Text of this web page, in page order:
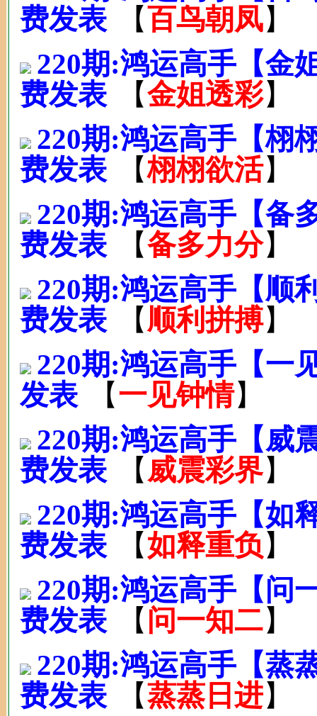
费发表
【百鸟朝凤】
220期:鸿运高手【
费发表
【金姐透彩】
220期:鸿运高手【
费发表
【栩栩欲活】
220期:鸿运高手【
费发表
【备多力分】
220期:鸿运高手【
费发表
【 顺利拼搏】
220期:鸿运高手【
发表
【一见钟情】
220期:鸿运高手【
费发表
【 威震彩界】
220期:鸿运高手【
费发表
【如释重负 】
220期:鸿运高手【
费发表
【 问一知二】
220期:鸿运高手【
费发表
【蒸蒸日进】